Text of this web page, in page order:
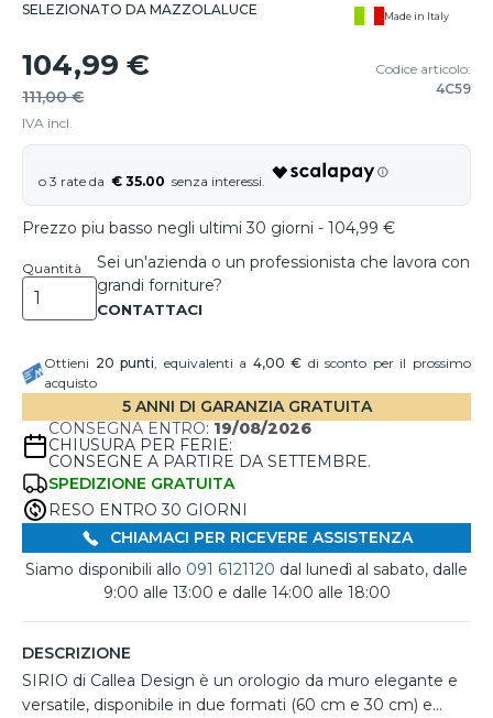
SELEZIONATO DA MAZZOLALUCE Made in Italy
104,99 €
111,00 €
IVA incl.
Codice articolo:
4C59
€ 35.00
Prezzo piu basso negli ultimi 30 giorni - 104,99 €
Quantità
Sei un'azienda o un professionista che lavora con
grandi forniture?
Ottieni 20 punti, equivalenti a 4,00 € di sconto per il prossimo
acquisto
5 ANNI DI GARANZIA GRATUITA
CONSEGNA ENTRO: 19/08/2026
CHIUSURA PER FERIE:
CONSEGNE A PARTIRE DA SETTEMBRE.
SPEDIZIONE GRATUITA
RESO ENTRO 30 GIORNI
CHIAMACI PER RICEVERE ASSISTENZA
Siamo disponibili allo 091 6121120 dal lunedì al sabato, dalle
9:00 alle 13:00 e dalle 14:00 alle 18:00
DESCRIZIONE
SIRIO di Callea Design è un orologio da muro elegante e
versatile, disponibile in due formati (60 cm e 30 cm) e